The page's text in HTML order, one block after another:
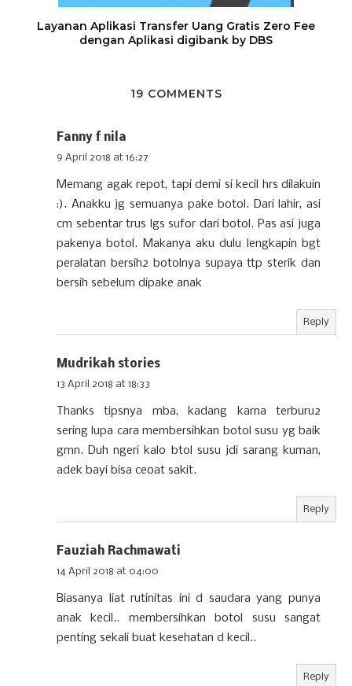
Layanan Aplikasi Transfer Uang Gratis Zero Fee
dengan Aplikasi digibank by DBS
19 COMMENTS
Fanny f nila
9 April 2018 at 16:27
Memang agak repot, tapi demi si kecil hrs dilakuin
:). Anakku jg semuanya pake botol. Dari lahir, asi
cm sebentar trus lgs sufor dari botol. Pas asi juga
pakenya botol. Makanya aku dulu lengkapin bgt
peralatan bersih2 botolnya supaya ttp sterik dan
bersih sebelum dipake anak
Reply
Mudrikah stories
13 April 2018 at 18:33
Thanks tipsnya mba, kadang karna terburu2
sering lupa cara membersihkan botol susu yg baik
gmn. Duh ngeri kalo btol susu jdi sarang kuman,
adek bayi bisa ceoat sakit.
Reply
Fauziah Rachmawati
14 April 2018 at 04:00
Biasanya liat rutinitas ini d saudara yang punya
anak kecil.. membersihkan botol susu sangat
penting sekali buat kesehatan d kecil..
Reply